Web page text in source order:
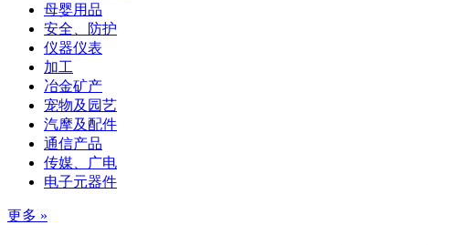
母婴用品
安全、防护
仪器仪表
加工
冶金矿产
宠物及园艺
汽摩及配件
通信产品
传媒、广电
电子元器件
更多 »